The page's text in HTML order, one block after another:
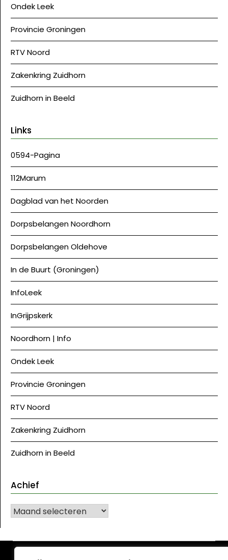
Ondek Leek
Provincie Groningen
RTV Noord
Zakenkring Zuidhorn
Zuidhorn in Beeld
Links
0594-Pagina
112Marum
Dagblad van het Noorden
Dorpsbelangen Noordhorn
Dorpsbelangen Oldehove
In de Buurt (Groningen)
InfoLeek
InGrijpskerk
Noordhorn | Info
Ondek Leek
Provincie Groningen
RTV Noord
Zakenkring Zuidhorn
Zuidhorn in Beeld
Achief
Achief